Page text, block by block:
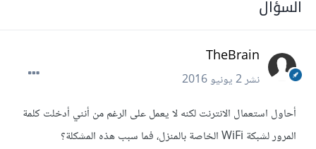
السؤال
TheBrain
نشر2 يونيو 2016
أحاول استعمال الانترنت لكنه لا يعمل على الرغم من أنني أدخلت كلمة
المرور لشبكة WiFi الخاصة بالمنزل، فما سبب هذه المشكلة؟